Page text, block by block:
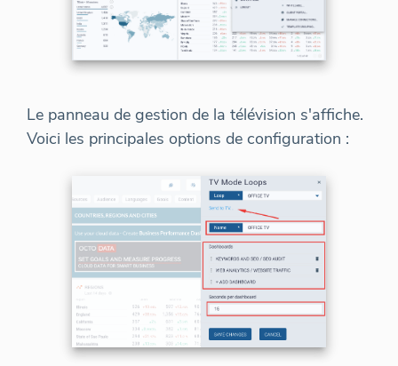
Le panneau de gestion de la télévision s'affiche.
Voici les principales options de configuration :